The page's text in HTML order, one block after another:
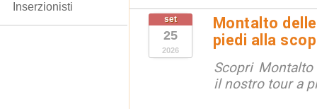
set
25
2026
Montalto
piedi alla
Scopri
il nostro tour a
Inserzionisti